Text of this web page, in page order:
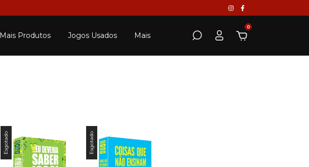
Mais Produtos Jogos Usados Mais
0
Esgotado Esgotado